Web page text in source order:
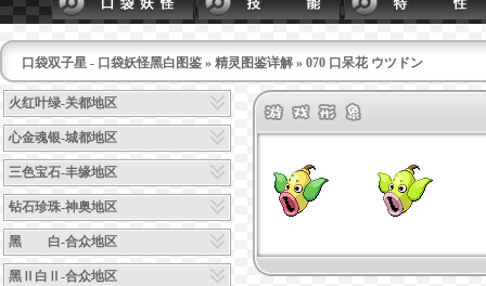
口袋双子星 - 口袋妖怪黑白图鉴 » 精灵图鉴详解 » 070 口呆花 ウツドン
火红叶绿-关都地区
心金魂银-城都地区
三色宝石-丰缘地区
钻石珍珠-神奥地区
黑 白-合众地区
黑Ⅱ白Ⅱ-合众地区